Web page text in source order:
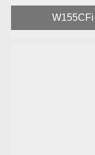
W155CFi